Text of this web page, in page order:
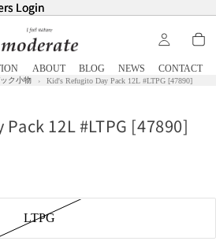
Login
Login
ABOUT BLOG NEWS CONTACT
ク小物 Kid's Refugito Day Pack 12L #LTPG [47890]
12L #LTPG [47890]
LTPG